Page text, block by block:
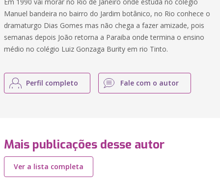
Manuel bandeira no bairro do Jardim botânico, no Rio conhece o
dramaturgo Dias Gomes mas não chega a fazer amizade, pois
semanas depois João retorna a Paraiba onde termina o ensino
médio no colégio Luiz Gonzaga Burity em rio Tinto.
Perfil completo Fale com o autor
Mais publicações desse autor
Ver a lista completa